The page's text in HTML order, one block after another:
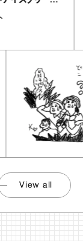
子の「おいしいギフ
ギフト
View all